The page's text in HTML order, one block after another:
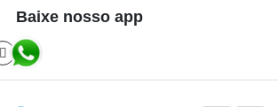
Baixe nosso app